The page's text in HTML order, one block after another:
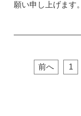
願い申し上げます。
前へ 1